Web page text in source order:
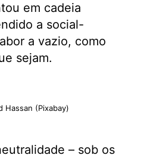
em cadeia
a social-
a vazio, como
sejam.
Hassan (Pixabay)
– sob os